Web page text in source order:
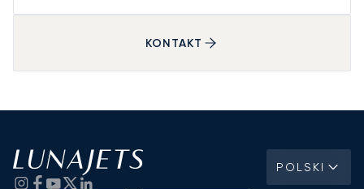
KONTAKT
POLSKI